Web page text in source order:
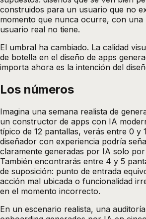
construidos para un usuario que no
momento que nunca ocurre, con una
usuario real no tiene.
El umbral ha cambiado. La calidad
de botella en el diseño de apps
importa ahora es la intención del
Los números
Imagina una semana realista de
un constructor de apps con IA
típico de 12 pantallas, verás entre 0 y
diseñador con experiencia podría
claramente generadas por IA solo
También encontrarás entre 4 y 5
de suposición: punto de entrada
acción mal ubicada o funcionalidad
en el momento incorrecto.
En un escenario realista, una